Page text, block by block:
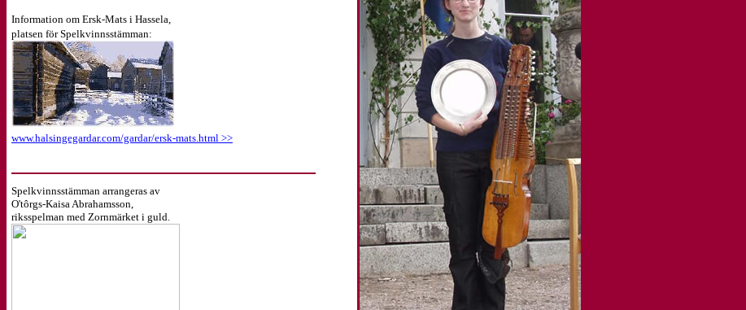
Information om Ersk-Mats i Hassela,
platsen för Spelkvinnsstämman:
www.halsingegardar.com/gardar/ersk-mats.html >>
Spelkvinnsstämman arrangeras av
O'tôrgs-Kaisa Abrahamsson,
riksspelman med Zornmärket i guld.